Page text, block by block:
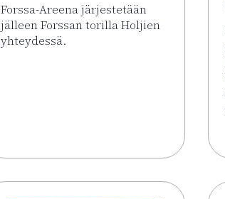
Forssa-Areena järjestetään
jälleen Forssan torilla Holjien
yhteydessä.